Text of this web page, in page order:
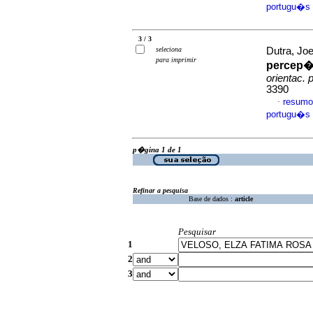
portugu�s
3 / 3
seleciona
para imprimir
Dutra,
orientac.
3390
·
portugu�s
p�gina 1 de 1
Refinar a pesquisa
Base de dados : article
Pesquisar
1
2
3